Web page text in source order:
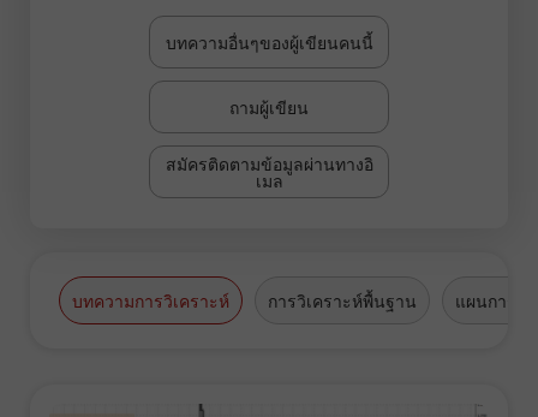
บทความอื่นๆของผู้เขียนคนนี้
ถามผู้เขียน
สมัครติดตามข้อมูลผ่านทางอิ
เมล
บทความการวิเคราะห์ การวิเคราะห์พื้นฐาน แผนการซื้